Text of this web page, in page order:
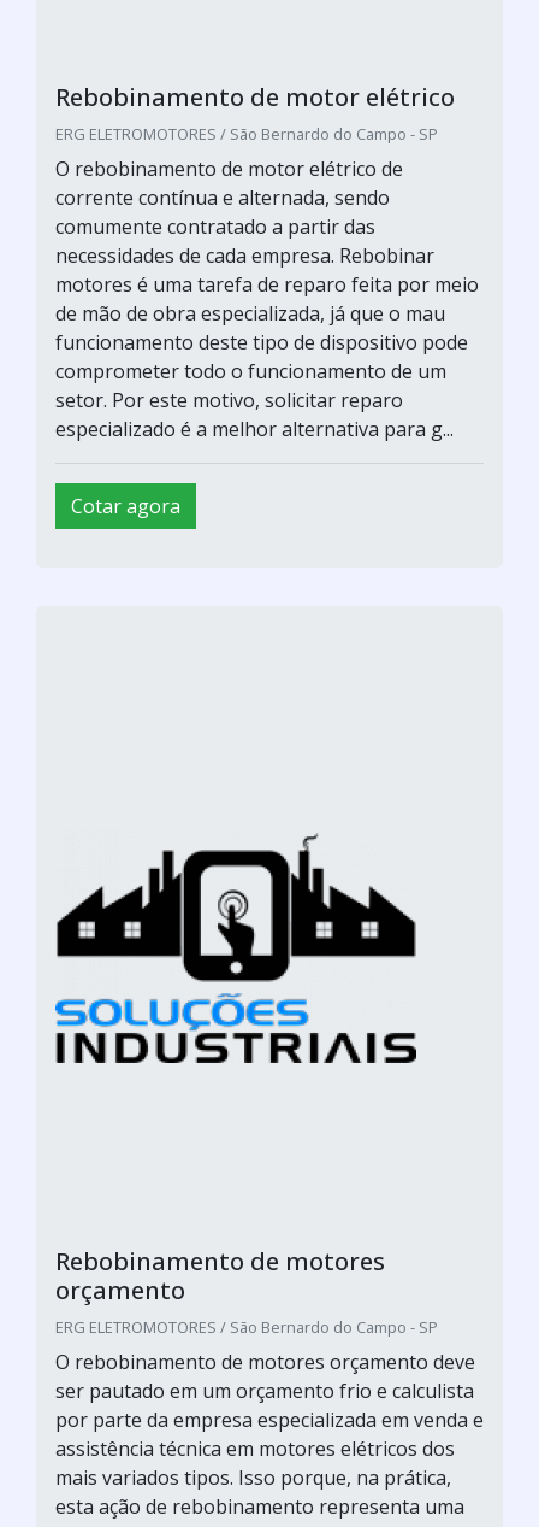
Rebobinamento de motor elétrico
ERG ELETROMOTORES / São Bernardo do Campo - SP
O rebobinamento de motor elétrico de
corrente contínua e alternada, sendo
comumente contratado a partir das
necessidades de cada empresa. Rebobinar
motores é uma tarefa de reparo feita por meio
de mão de obra especializada, já que o mau
funcionamento deste tipo de dispositivo pode
comprometer todo o funcionamento de um
setor. Por este motivo, solicitar reparo
especializado é a melhor alternativa para g...
Cotar agora
Rebobinamento de motores
orçamento
ERG ELETROMOTORES / São Bernardo do Campo - SP
O rebobinamento de motores orçamento deve
ser pautado em um orçamento frio e calculista
por parte da empresa especializada em venda e
assistência técnica em motores elétricos dos
mais variados tipos. Isso porque, na prática,
esta ação de rebobinamento representa uma